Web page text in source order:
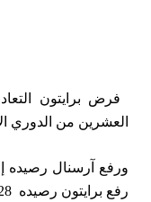
العشرين من الدوري
رفع برايتون رصيده 28 نقطة في المركز العاشر.